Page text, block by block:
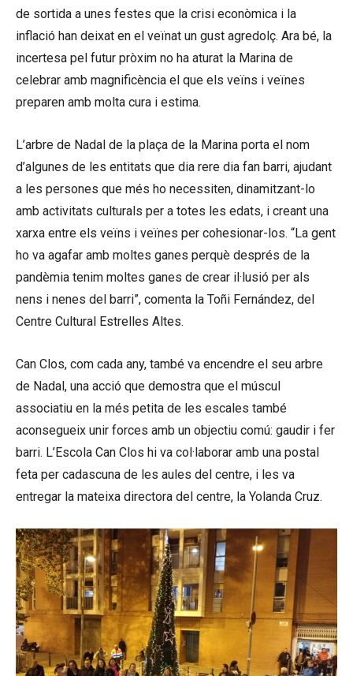
de sortida a unes festes que la crisi econòmica i la
inflació han deixat en el veïnat un gust agredolç. Ara bé, la
incertesa pel futur pròxim no ha aturat la Marina de
celebrar amb magnificència el que els veïns i veïnes
preparen amb molta cura i estima.
L’arbre de Nadal de la plaça de la Marina porta el nom
d’algunes de les entitats que dia rere dia fan barri, ajudant
a les persones que més ho necessiten, dinamitzant-lo
amb activitats culturals per a totes les edats, i creant una
xarxa entre els veïns i veïnes per cohesionar-los. “La gent
ho va agafar amb moltes ganes perquè després de la
pandèmia tenim moltes ganes de crear il·lusió per als
nens i nenes del barri”, comenta la Toñi Fernández, del
Centre Cultural Estrelles Altes.
Can Clos, com cada any, també va encendre el seu arbre
de Nadal, una acció que demostra que el múscul
associatiu en la més petita de les escales també
aconsegueix unir forces amb un objectiu comú: gaudir i fer
barri. L’Escola Can Clos hi va col·laborar amb una postal
feta per cadascuna de les aules del centre, i les va
entregar la mateixa directora del centre, la Yolanda Cruz.